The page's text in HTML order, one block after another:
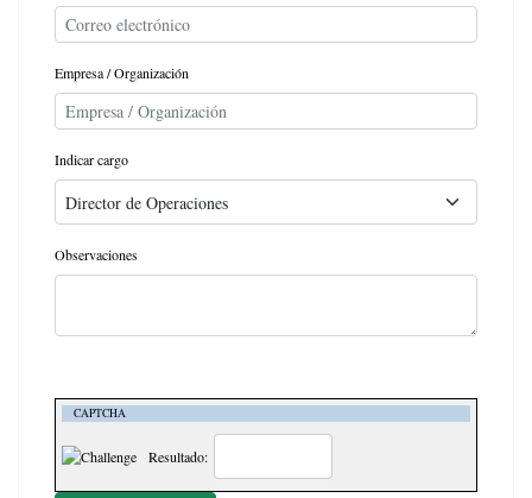
Empresa / Organización
Indicar cargo
Observaciones
CAPTCHA
Resultado: